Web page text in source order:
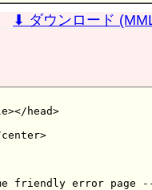
⬇ ダウンロード